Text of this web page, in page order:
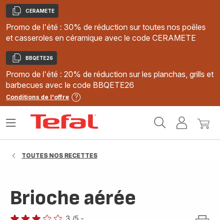
Copier
CERAMETE
Promo de l'été : 30% de réduction sur toutes nos poêles
et casseroles en céramique avec le code CERAMETE
Copier
BBQETE26
Promo de l'été : 20% de réduction sur les planchas, grills et
barbecues avec le code BBQETE26
Conditions de l'offre
MonMon
Ouvrir
TOUTES NOS RECETTES
Brioche aérée
3 /5 -